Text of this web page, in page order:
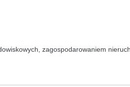
zagospodarowaniem